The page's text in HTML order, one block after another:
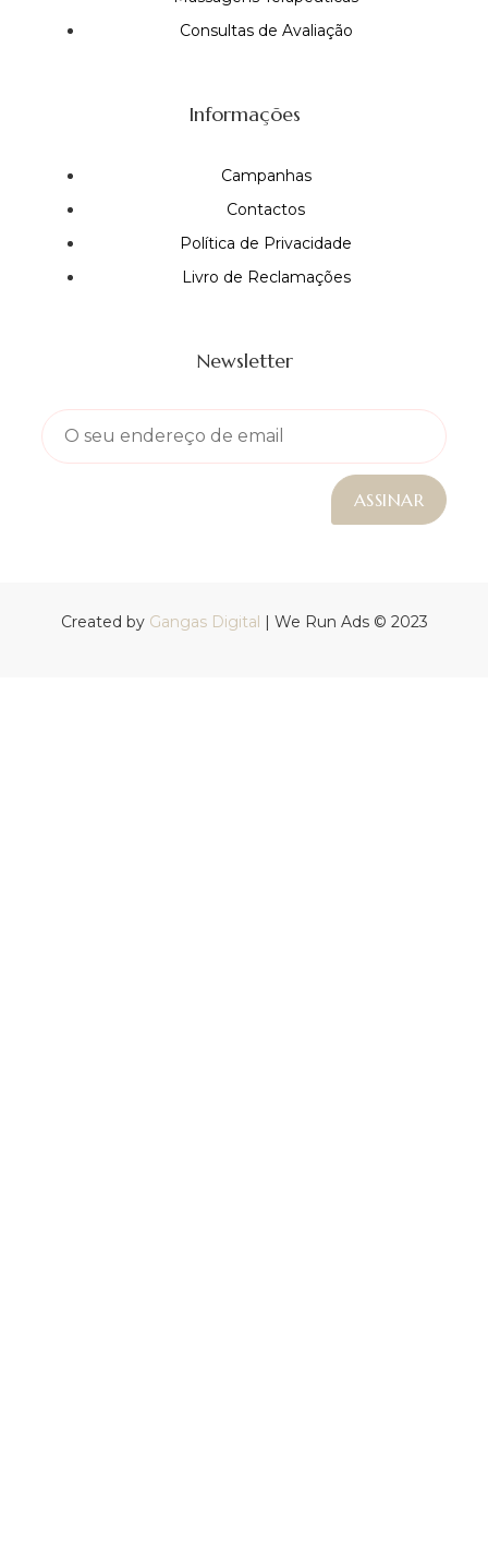
Consultas de Avaliação
Informações
Campanhas
Contactos
Política de Privacidade
Livro de Reclamações
Newsletter
Created by Gangas Digital | We Run Ads © 2023